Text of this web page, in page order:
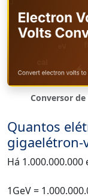
Conversor
Quantos
gigaelétron-
Há
1GeV =